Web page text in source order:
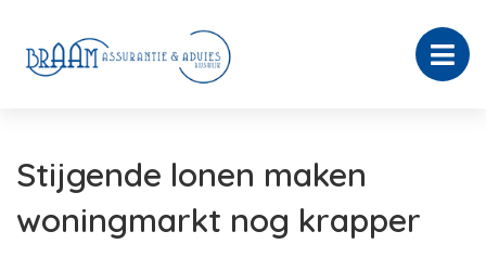
Stijgende lonen maken
woningmarkt nog krapper